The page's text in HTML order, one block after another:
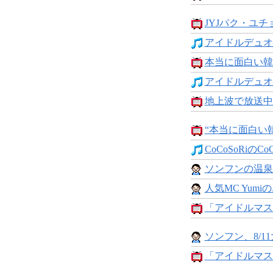
JYJパク・ユチ
アイドルデュ
本当に面白い
アイドルデュ
地上波で放送
“本当に面白い
CoCoSoRiの
ソンフンの温
人気MC Yumi
「アイドルマ
ソンフン、8/
「アイドルマ